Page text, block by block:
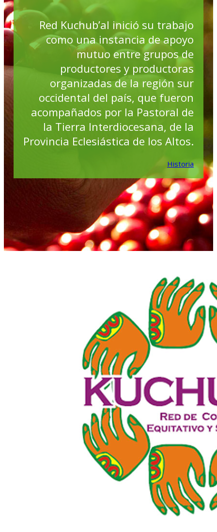
Red Kuchub’al inició su trabajo
como una instancia de apoyo
mutuo entre grupos de
productores y productoras
organizadas de la región sur
occidental del país, que fueron
acompañados por la Pastoral de
la Tierra Interdiocesana, de la
Provincia Eclesiástica de los Altos.
Historia